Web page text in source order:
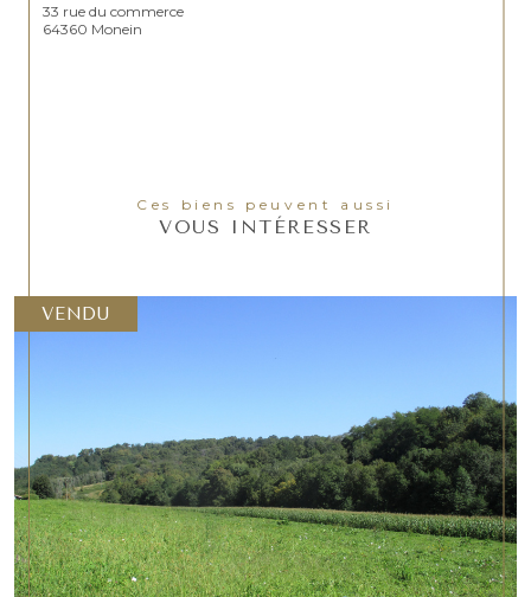
33 rue du commerce
64360 Monein
Ces biens peuvent aussi
VOUS INTÉRESSER
VENDU